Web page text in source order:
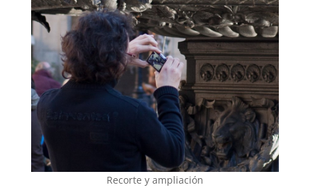
Recorte y ampliación